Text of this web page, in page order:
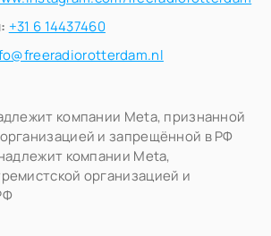
+31 6 14437460
компании Meta, признанной
и запрещённой в РФ
компании Meta,
организацией и